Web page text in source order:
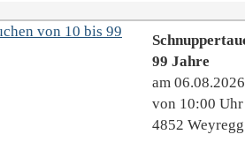
99 Jahre
am 06.08.2026
von 10:00
4852